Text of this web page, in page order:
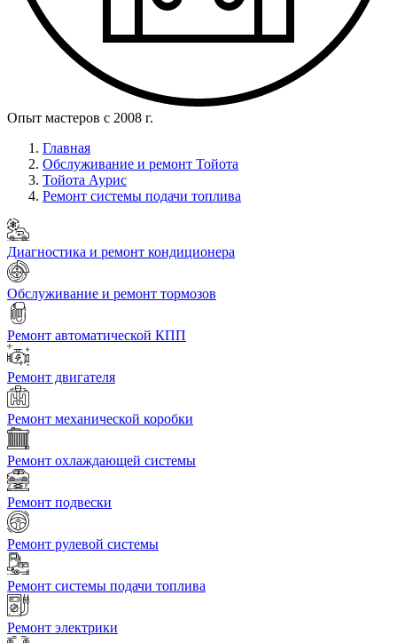
Опыт мастеров с 2008 г.
Главная
Обслуживание и ремонт Тойота
Тойота Аурис
Ремонт системы подачи топлива
Диагностика и ремонт кондиционера
Обслуживание и ремонт тормозов
Ремонт автоматической КПП
Ремонт двигателя
Ремонт механической коробки
Ремонт охлаждающей системы
Ремонт подвески
Ремонт рулевой системы
Ремонт системы подачи топлива
Ремонт электрики